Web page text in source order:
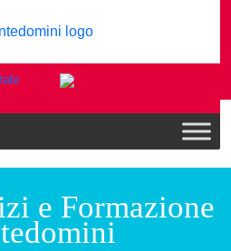
e Formazione